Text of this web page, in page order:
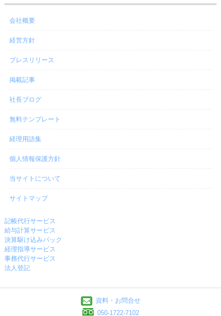
会社概要
経営方針
プレスリリース
掲載記事
社長ブログ
無料テンプレート
経理用語集
個人情報保護方針
当サイトについて
サイトマップ
記帳代行サービス
給与計算サービス
決算駆け込みパック
経理指導サービス
事務代行サービス
法人登記
資料・お問合せ
050-1722-7102